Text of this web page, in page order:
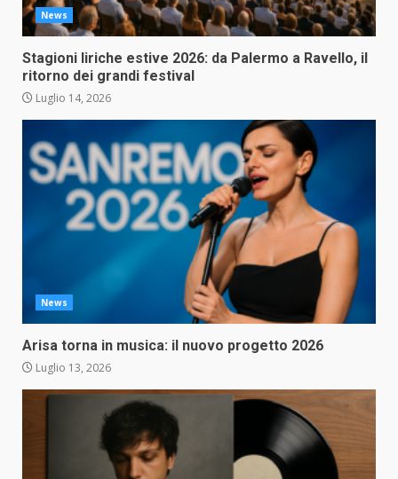
News
Stagioni liriche estive 2026: da Palermo a Ravello, il
ritorno dei grandi festival
Luglio 14, 2026
News
Arisa torna in musica: il nuovo progetto 2026
Luglio 13, 2026